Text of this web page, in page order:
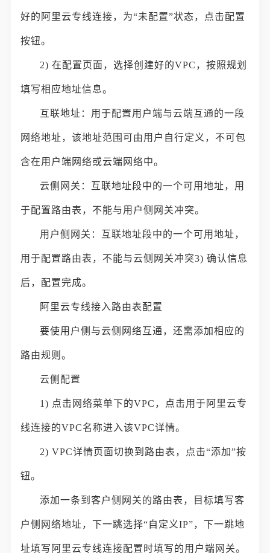
好的阿里云专线连接，为“未配置”状态，点击配置
按钮。
2) 在配置页面，选择创建好的VPC，按照规划
填写相应地址信息。
互联地址：用于配置用户端与云端互通的一段
网络地址，该地址范围可由用户自行定义，不可包
含在用户端网络或云端网络中。
云侧网关：互联地址段中的一个可用地址，用
于配置路由表，不能与用户侧网关冲突。
用户侧网关：互联地址段中的一个可用地址，
用于配置路由表，不能与云侧网关冲突3) 确认信息
后，配置完成。
阿里云专线接入路由表配置
要使用户侧与云侧网络互通，还需添加相应的
路由规则。
云侧配置
1) 点击网络菜单下的VPC，点击用于阿里云专
线连接的VPC名称进入该VPC详情。
2) VPC详情页面切换到路由表，点击“添加”按
钮。
添加一条到客户侧网关的路由表，目标填写客
户侧网络地址，下一跳选择“自定义IP”，下一跳地
址填写阿里云专线连接配置时填写的用户端网关。